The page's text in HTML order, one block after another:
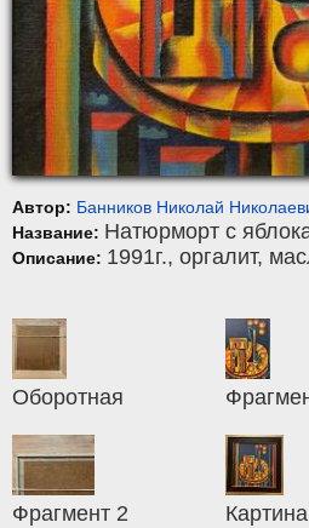
Автор: Банников Николай
Название: Натюрморт с
Описание: 1991г., оргалит,
Оборотная
Фрагмент 2